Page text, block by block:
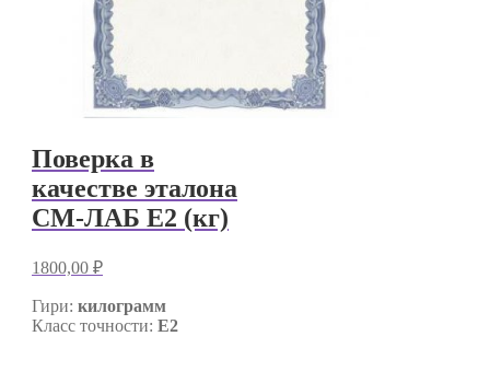
Поверка в
качестве эталона
СМ-ЛАБ E2 (кг)
1800,00 ₽
Гири: килограмм
Класс точности: E2